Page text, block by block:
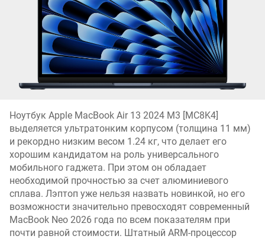
Ноутбук Apple MacBook Air 13 2024 M3 [MC8K4]
выделяется ультратонким корпусом (толщина 11 мм)
и рекордно низким весом 1.24 кг, что делает его
хорошим кандидатом на роль универсального
мобильного гаджета. При этом он обладает
необходимой прочностью за счет алюминиевого
сплава. Лэптоп уже нельзя назвать новинкой, но его
возможности значительно превосходят современный
MacBook Neo 2026 года по всем показателям при
почти равной стоимости. Штатный ARM-процессор